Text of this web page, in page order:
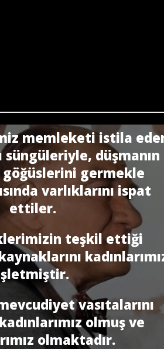
memleketi istila
süngüleriyle, düşmanın
germekle
varlıklarını ispat
ettiler.
teşkil ettiği
vasıtalarını
olmuş ve
olmaktadır.